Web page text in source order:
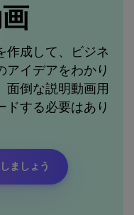
作成して、ビジネ
アイデアをわかり
面倒な説明動画用
ドする必要はあり
ましょう